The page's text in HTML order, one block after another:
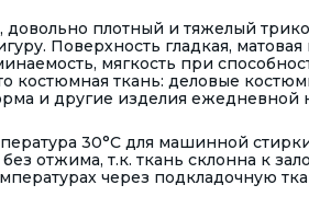
довольно плотный и тяжелый
Поверхность гладкая,
мягкость при
костюмная ткань: деловые
и другие изделия ежедневной
30°С для машинной
отжима, т.к. ткань склонна к
через подкладочную